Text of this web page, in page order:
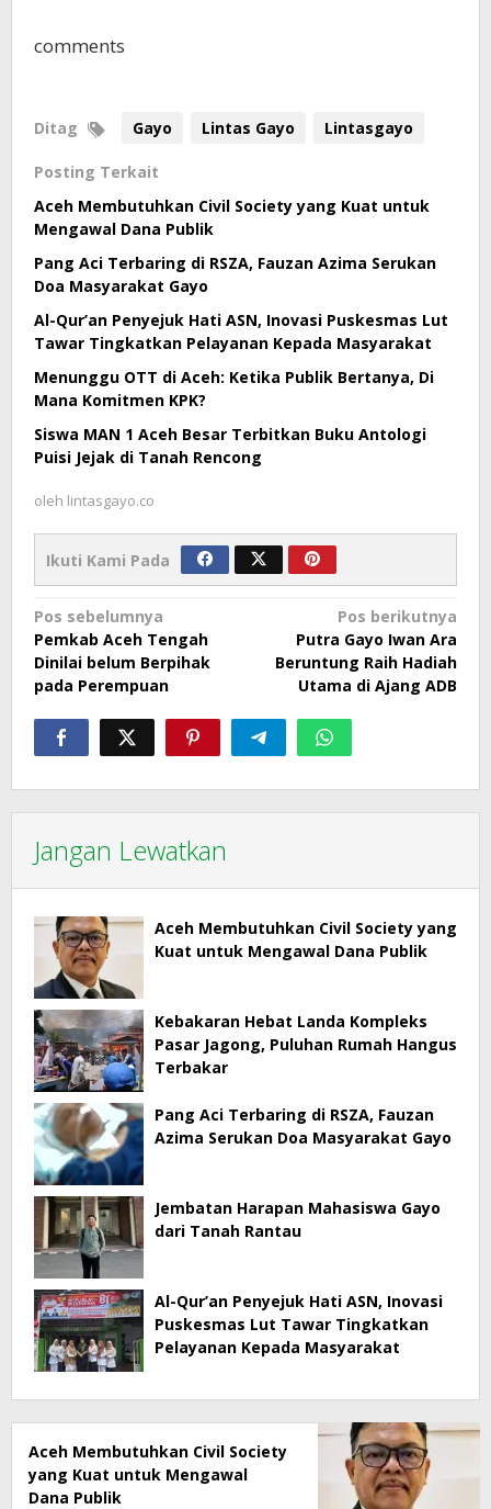
comments
Ditag Gayo Lintas Gayo Lintasgayo
Posting Terkait
Aceh Membutuhkan Civil Society yang Kuat untuk
Mengawal Dana Publik
Pang Aci Terbaring di RSZA, Fauzan Azima Serukan
Doa Masyarakat Gayo
Al-Qur’an Penyejuk Hati ASN, Inovasi Puskesmas Lut
Tawar Tingkatkan Pelayanan Kepada Masyarakat
Menunggu OTT di Aceh: Ketika Publik Bertanya, Di
Mana Komitmen KPK?
Siswa MAN 1 Aceh Besar Terbitkan Buku Antologi
Puisi Jejak di Tanah Rencong
oleh lintasgayo.co
Ikuti Kami Pada
Navigasi
pos
Pos sebelumnya
Pemkab Aceh Tengah
Dinilai belum Berpihak
pada Perempuan
Pos berikutnya
Putra Gayo Iwan Ara
Beruntung Raih Hadiah
Utama di Ajang ADB
Jangan Lewatkan
Aceh Membutuhkan Civil Society yang
Kuat untuk Mengawal Dana Publik
Kebakaran Hebat Landa Kompleks
Pasar Jagong, Puluhan Rumah Hangus
Terbakar
Pang Aci Terbaring di RSZA, Fauzan
Azima Serukan Doa Masyarakat Gayo
Jembatan Harapan Mahasiswa Gayo
dari Tanah Rantau
Al-Qur’an Penyejuk Hati ASN, Inovasi
Puskesmas Lut Tawar Tingkatkan
Pelayanan Kepada Masyarakat
Aceh Membutuhkan Civil Society
yang Kuat untuk Mengawal
Dana Publik